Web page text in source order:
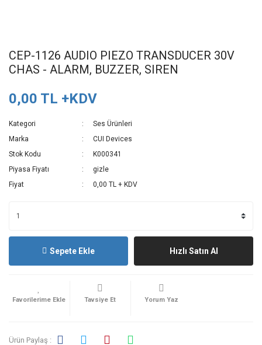
CEP-1126 AUDIO PIEZO TRANSDUCER 30V
CHAS - ALARM, BUZZER, SIREN
0,00 TL +KDV
Kategori
Ses Ürünleri
Marka
CUI Devices
Stok Kodu
K000341
Piyasa Fiyatı
gizle
Fiyat
0,00 TL + KDV
Sepete Ekle Hızlı Satın Al
Tavsiye Et Yorum Yaz
Ürün Paylaş :